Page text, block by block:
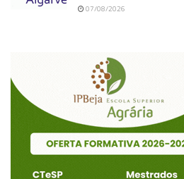
07/08/2026